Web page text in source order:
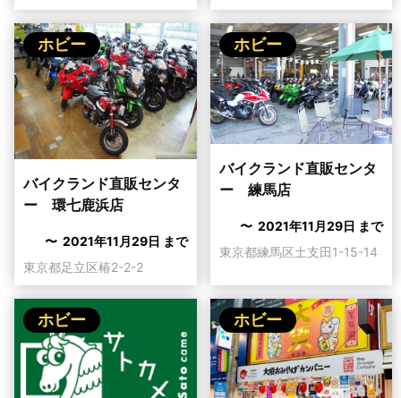
ホビー
バイクランド直販センタ
ー 環七鹿浜店
〜 2021年11月29日 まで
東京都足立区椿2-2-2
ホビー
バイクランド直販センタ
ー 練馬店
〜 2021年11月29日 まで
東京都練馬区土支田1-15-14
ホビー ホビー